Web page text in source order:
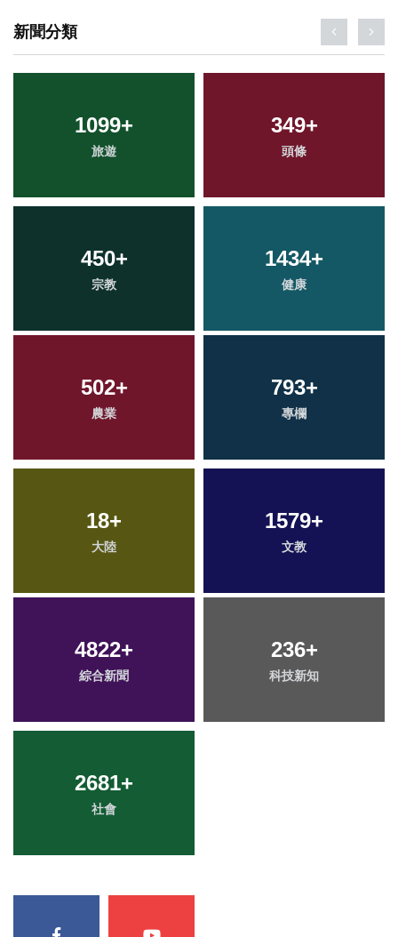
新聞分類
1099+
旅遊
349+
頭條
450+
宗教
1434+
健康
502+
農業
793+
專欄
18+
大陸
1579+
文教
4822+
綜合新聞
236+
科技新知
2681+
社會